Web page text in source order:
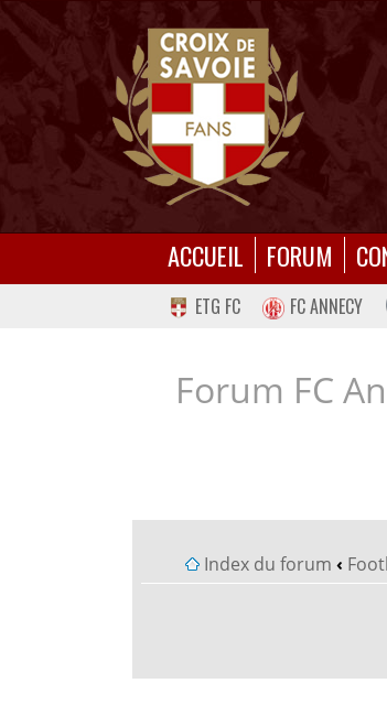
ACCUEIL FORUM
ETG FC FC ANNECY
Forum FC
Index du forum ‹